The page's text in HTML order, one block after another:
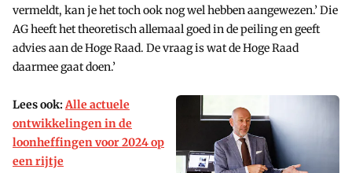
vermeldt, kan je het toch ook nog wel hebben aangewezen.’ Die
AG heeft het theoretisch allemaal goed in de peiling en geeft
advies aan de Hoge Raad. De vraag is wat de Hoge Raad
daarmee gaat doen.’
Lees ook:Alle actuele
ontwikkelingen in de
loonheffingen voor 2024 op
een rijtje